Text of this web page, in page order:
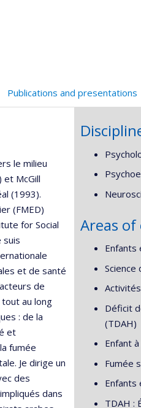
Publications and presentations
le milieu
et McGill
(1993).
(FMED)
for Social
suis
et de santé
de
au long
: de la
et
fumée
Je dirige un
des
dans
Areas
Enfants
Science
Déficit
(TDAH)
Enfant
Fumée
Enfants
TDAH :